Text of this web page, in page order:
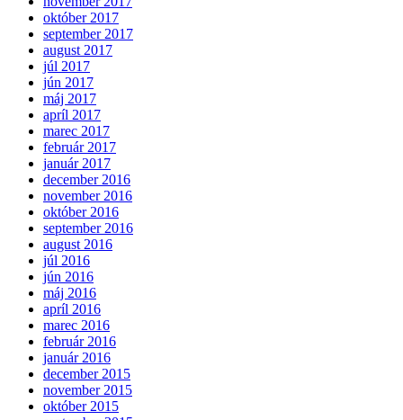
október 2017
september 2017
august 2017
júl 2017
jún 2017
máj 2017
apríl 2017
marec 2017
február 2017
január 2017
december 2016
november 2016
október 2016
september 2016
august 2016
júl 2016
jún 2016
máj 2016
apríl 2016
marec 2016
február 2016
január 2016
december 2015
november 2015
október 2015